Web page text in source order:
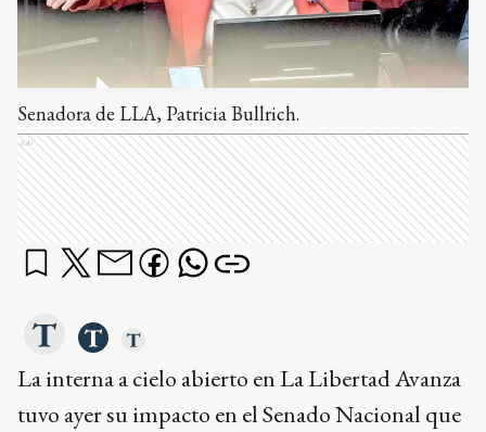
Senadora de LLA, Patricia Bullrich.
Ads
La interna a cielo abierto en La Libertad Avanza
tuvo ayer su impacto en el Senado Nacional que